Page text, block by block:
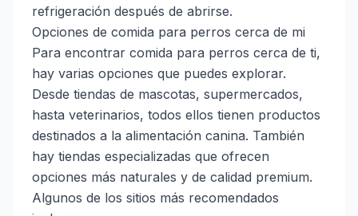
refrigeración después de abrirse.
Opciones de comida para perros cerca de mi
Para encontrar comida para perros cerca de ti,
hay varias opciones que puedes explorar.
Desde tiendas de mascotas, supermercados,
hasta veterinarios, todos ellos tienen productos
destinados a la alimentación canina. También
hay tiendas especializadas que ofrecen
opciones más naturales y de calidad premium.
Algunos de los sitios más recomendados